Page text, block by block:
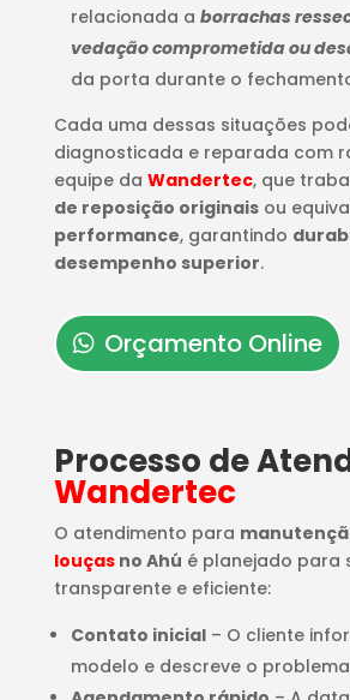
relacionada a borrachas
vedação comprometida ou
da porta durante o
Cada uma dessas situações
diagnosticada e reparada com
equipe da Wandertec, que
de reposição originaisou
performance, garantindo
desempenho superior.
Orçamento Online
Processo de
Wandertec
O atendimento para
louçasno Ahú é planejado para
transparente e eficiente:
Contato inicial– O cliente
modelo e descreve o